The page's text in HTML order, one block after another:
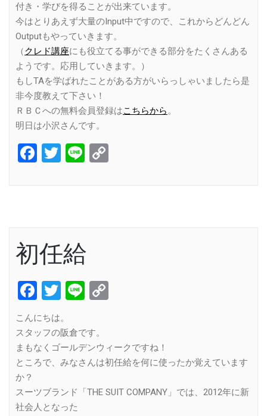
付き・学びを得ることが出来ています。
今はとりあえず大量のInput中ですので、これからどんどん
Outputもやっていきます。
（クレド講座にも役立てる事ができる部分をたくさんある
ようです。応用していきます。）
もしTAを学ばれたことがある方がいらっしゃいましたら是
非今度教えて下さい！
ＲＢＣへの無料会員登録はこちらから 。
明日は小沢さんです。
Facebook
Twitter
Line
初任給
Facebook
Twitter
Line
こんにちは。
スタッフの阪倉です。
まもなくゴールデンウィークですね！
ところで、みなさんは初任給を何に使ったか覚えています
か？
スーツブランド「THE SUIT COMPANY」では、2012年に新
社会人となった